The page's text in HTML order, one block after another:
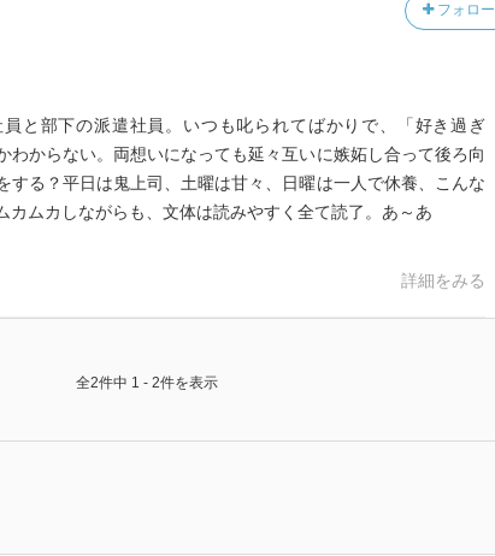
フォロー
と部下の派遣社員。いつも叱られてばかりで、「好き過ぎ
からない。両想いになっても延々互いに嫉妬し合って後ろ向
する？平日は鬼上司、土曜は甘々、日曜は一人で休養、こんな
カムカしながらも、文体は読みやすく全て読了。あ～あ
詳細をみる
全2件中 1 - 2件を表示